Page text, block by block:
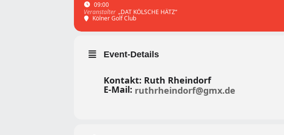
09:00
Veranstalter „DAT KÖLSCHE HÄTZ“
Kölner Golf Club
Event-Details
Kontakt: Ruth Rheindorf
E-Mail: ruthrheindorf@gmx.de